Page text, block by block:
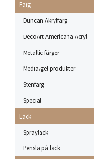
Färg
Duncan Akrylfärg
DecoArt Americana Acryl
Metallic färger
Media/gel produkter
Stenfärg
Special
Lack
Spraylack
Pensla på lack